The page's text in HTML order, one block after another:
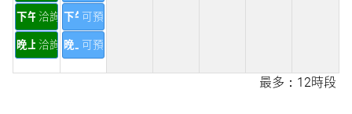
下午 洽詢
晚上 洽詢
下午可預訂
晚上可預訂
最多：12時段